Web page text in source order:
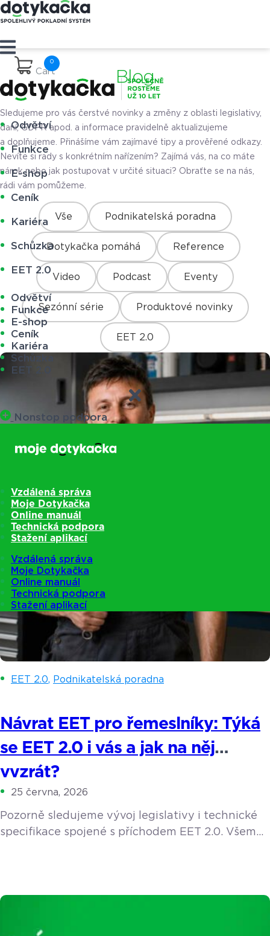
Cart
Odvětví
Funkce
E-shop
Ceník
Kariéra
Schůzka
EET 2.0
Odvětví
Funkce
E-shop
Ceník
Kariéra
Schůzka
EET 2.0
Nonstop podpora
Vzdálená správa
Moje Dotykačka
Online manuál
Technická podpora
Stažení aplikací
Vzdálená správa
Moje Dotykačka
Online manuál
Technická podpora
Stažení aplikací
Blog
Sledujeme pro vás čerstvé novinky a změny z oblasti legislativy,
daní, GDPR apod. a informace pravidelně aktualizujeme
a doplňujeme. Přinášíme vám zajímavé tipy a prověřené odkazy.
Nevíte si rady s konkrétním nařízením? Zajímá vás, na co máte
nárok nebo jak postupovat v určité situaci? Obraťte se na nás,
rádi vám pomůžeme.
Vše Podnikatelská poradna
Dotykačka pomáhá Reference
Video Podcast Eventy
Sezónní série Produktové novinky
EET 2.0
EET 2.0, Podnikatelská poradna
Návrat EET pro řemeslníky: Týká
se EET 2.0 i vás a jak na něj
vyzrát?
25 června, 2026
Pozorně sledujeme vývoj legislativy i technické
specifikace spojené s příchodem EET 2.0. Všem
tržeb, který do podnikatelského světa přichází
– ať už jste instalatér, elektrikář, truhlář, zedník